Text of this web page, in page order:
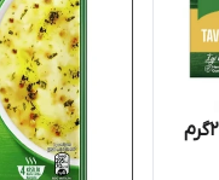
قرص عصاره مرغ ۲۴عددی وزن ۲۴۰گرم